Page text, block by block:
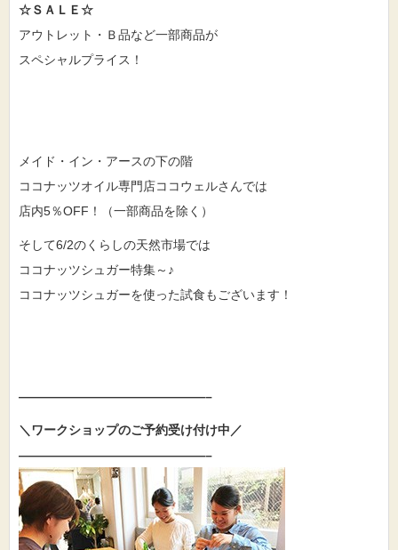
☆ＳＡＬＥ☆
アウトレット・Ｂ品など一部商品が
スペシャルプライス！
メイド・イン・アースの下の階
ココナッツオイル専門店ココウェルさんでは
店内5％OFF！（一部商品を除く）
そして6/2のくらしの天然市場では
ココナッツシュガー特集～♪
ココナッツシュガーを使った試食もございます！
———————————————–
＼ワークショップのご予約受け付け中／
———————————————–